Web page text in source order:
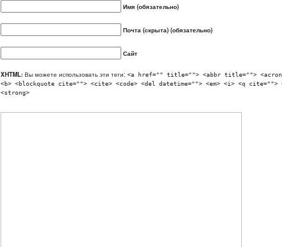
Имя (обязательно)
Почта (скрыта) (обязательно)
Сайт
XHTML: Вы можете использовать эти теги: <a href="" title=""> <abbr title="">
<b> <blockquote cite=""> <cite> <code> <del datetime=""> <em> <i> <q cite="">
<strong>